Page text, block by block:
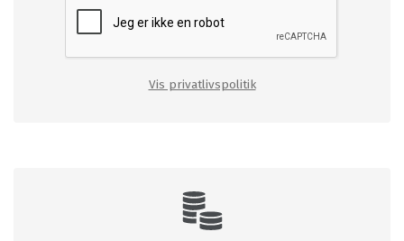
Vis privatlivspolitik